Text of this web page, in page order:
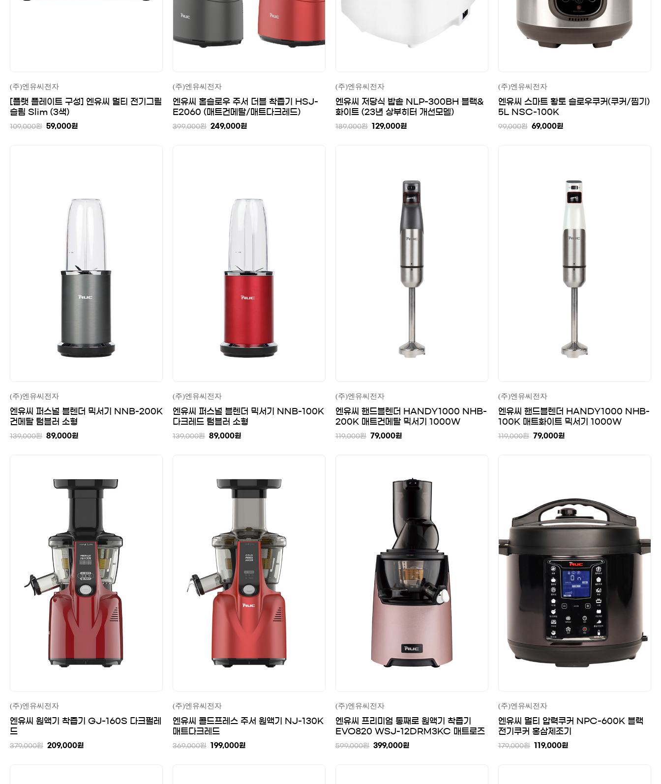
(주)엔유씨전자
[플랫 플레이트 구성] 엔유씨 멀티 전기그릴
슬림 Slim (3색)
109,000원 59,000원
(주)엔유씨전자
엔유씨 홀슬로우 주서 더블 착즙기 HSJ-
E2060 (매트건메탈/매트다크레드)
399,000원 249,000원
(주)엔유씨전자
엔유씨 저당식 밥솥 NLP-300BH 블랙&
화이트 (23년 상부히터 개선모델)
189,000원 129,000원
(주)엔유씨전자
엔유씨 스마트 황토 슬로우쿠커(쿠커/찜기)
5L NSC-100K
99,000원 69,000원
(주)엔유씨전자
엔유씨 퍼스널 블렌더 믹서기 NNB-200K
건메탈 텀블러 소형
139,000원 89,000원
(주)엔유씨전자
엔유씨 퍼스널 블렌더 믹서기 NNB-100K
다크레드 텀블러 소형
139,000원 89,000원
(주)엔유씨전자
엔유씨 핸드블렌더 HANDY1000 NHB-
200K 매트건메탈 믹서기 1000W
119,000원 79,000원
(주)엔유씨전자
엔유씨 핸드블렌더 HANDY1000 NHB-
100K 매트화이트 믹서기 1000W
119,000원 79,000원
(주)엔유씨전자
엔유씨 원액기 착즙기 GJ-160S 다크펄레
드
379,000원 209,000원
(주)엔유씨전자
엔유씨 콜드프레스 주서 원액기 NJ-130K
매트다크레드
369,000원 199,000원
(주)엔유씨전자
엔유씨 프리미엄 통째로 원액기 착즙기
EVO820 WSJ-12DRM3KC 매트로즈
골드
599,000원 399,000원
(주)엔유씨전자
엔유씨 멀티 압력쿠커 NPC-600K 블랙
전기쿠커 홍삼제조기
179,000원 119,000원